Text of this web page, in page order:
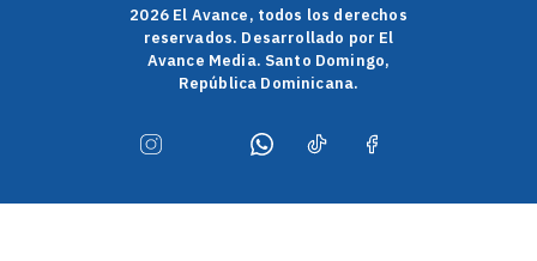
2026 El Avance, todos los derechos
reservados. Desarrollado por El
Avance Media. Santo Domingo,
República Dominicana.